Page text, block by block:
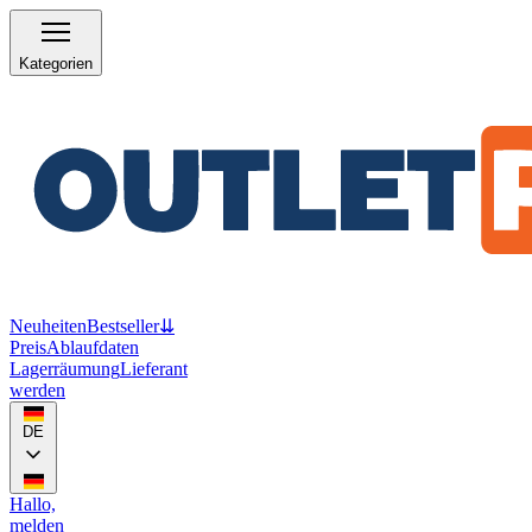
Kategorien
NeuheitenBestseller⇊
PreisAblaufdaten
LagerräumungLieferant
werden
DE
Hallo,
melden